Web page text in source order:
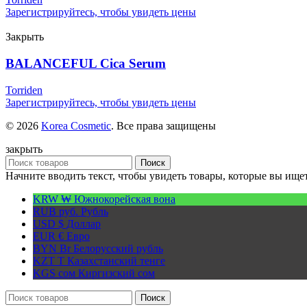
Зарегистрируйтесь, чтобы увидеть цены
Закрыть
BALANCEFUL Cica Serum
Torriden
Зарегистрируйтесь, чтобы увидеть цены
© 2026 Korea Cosmetic. Все права защищены
закрыть
Поиск
Начните вводить текст, чтобы увидеть товары, которые вы
KRW ₩ Южнокорейская вона
RUB руб. Рубль
USD $ Доллар
EUR € Евро
BYN BrБелорусский рубль
KZT T Казахстанский тенге
KGS сом Киргизский сом
Поиск